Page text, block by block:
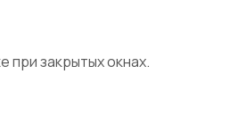
при закрытых окнах.